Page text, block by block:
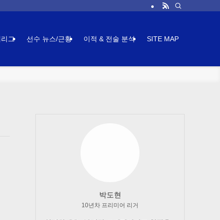
그 선수 뉴스/근황 이적 & 전술 분석 SITE MAP
박도현
10년차 프리미어 리거